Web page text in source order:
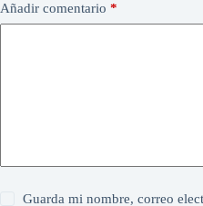
Añadir comentario *
Guarda mi nombre, correo